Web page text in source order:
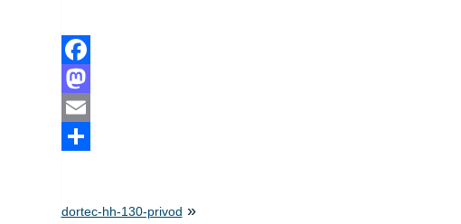
Facebook
Mastodon
Email
dortec-hh-130-privod »